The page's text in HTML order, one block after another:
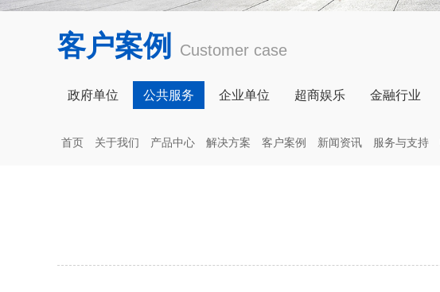
客户案例 Customer case
政府单位 公共服务 企业单位 超商娱乐 金融行业
首页 关于我们 产品中心 解决方案 客户案例 新闻资讯 服务与支持